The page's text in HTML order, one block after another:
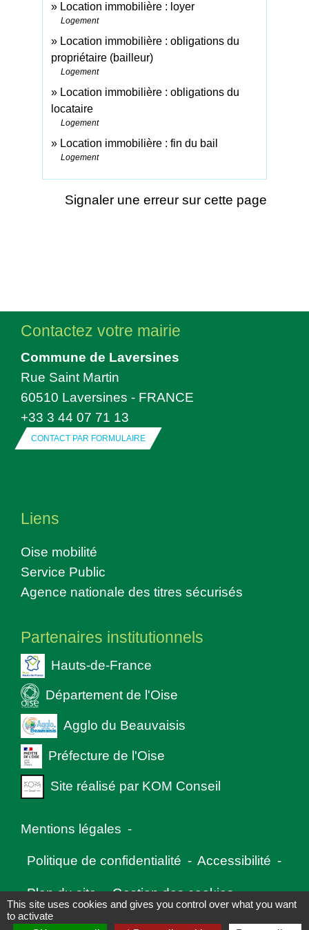
Location immobilière : loyer
Logement
Location immobilière : obligations du
propriétaire (bailleur)
Logement
Location immobilière : obligations du
locataire
Logement
Location immobilière : fin du bail
Logement
Signaler une erreur sur cette page
Contactez votre mairie
Commune de Laversines
Rue Saint Martin
60510 Laversines - FRANCE
+33 3 44 07 71 13
CONTACT PAR FORMULAIRE
Liens
Oise mobilité
Service Public
Agence nationale des titres sécurisés
Partenaires institutionnels
Hauts-de-France
Département de l'Oise
Agglo du Beauvaisis
Préfecture de l'Oise
Site réalisé par KOM Conseil
Mentions légales -
Politique de confidentialité - Accessibilité -
Plan du site - Gestion des cookies
This site uses cookies and gives you control over what you want
to activate